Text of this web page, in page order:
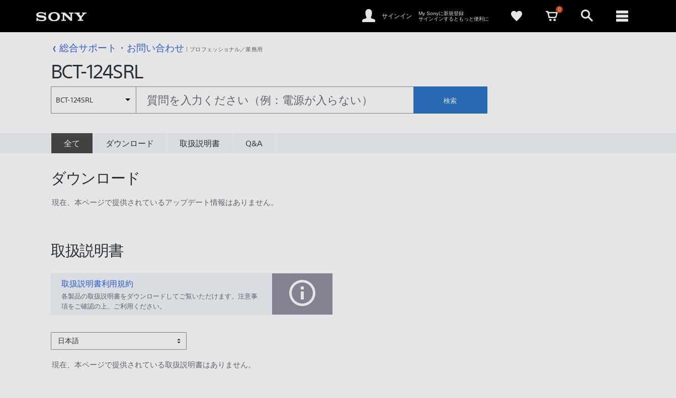
サインイン
My Sonyに新規登録
サインインするともっと便利に
0
総合サポート・お問い合わせ プロフェッショナル／業務用
BCT-124SRL
BCT-124SRL 検索
全て ダウンロード 取扱説明書 Q&A
ダウンロード
現在、本ページで提供されているアップデート情報はありません。
取扱説明書
取扱説明書利用規約
各製品の取扱説明書をダウンロードしてご覧いただけます。注意事
項をご確認の上、ご利用ください。
日本語
現在、本ページで提供されている取扱説明書はありません。